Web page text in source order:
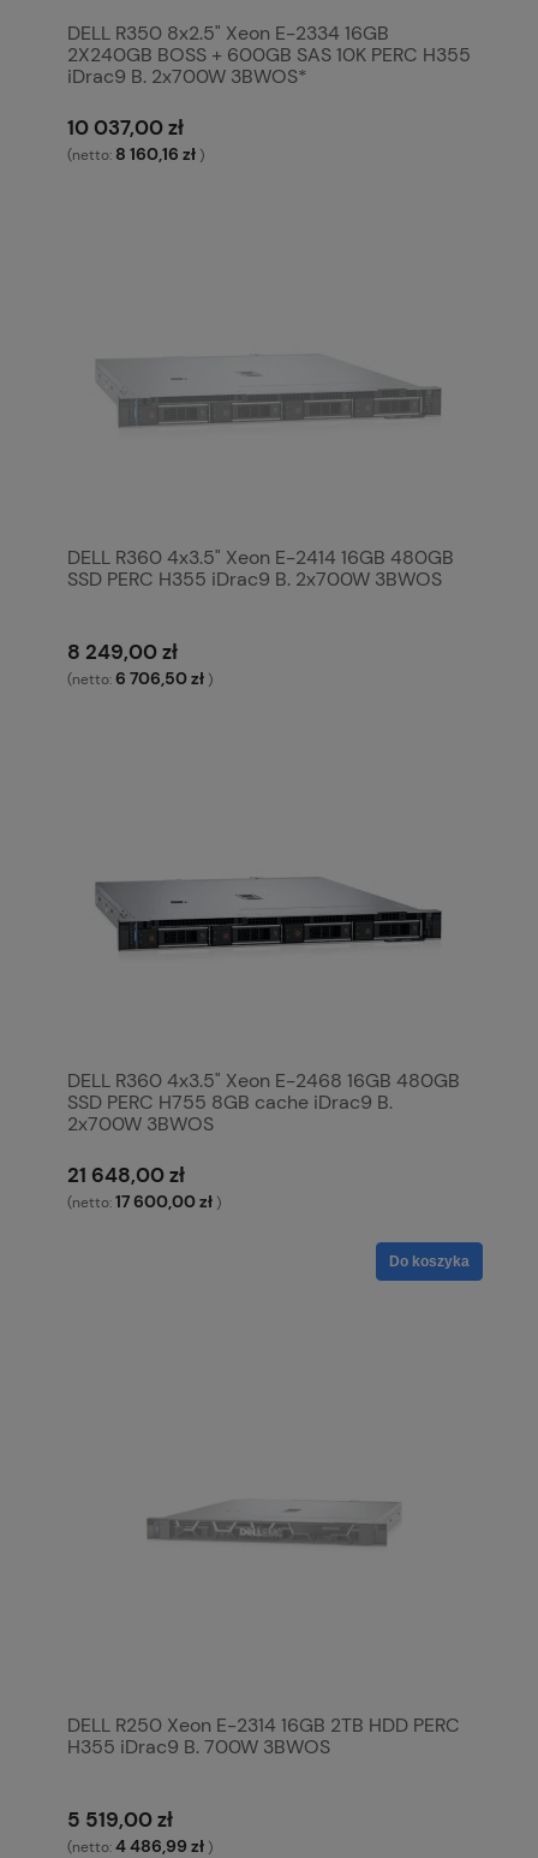
DELL R350 8x2.5" Xeon E-2334 16GB
2X240GB BOSS + 600GB SAS 10K PERC H355
iDrac9 B. 2x700W 3BWOS*
10 037,00 zł
(netto: 8 160,16 zł )
DELL R360 4x3.5" Xeon E-2414 16GB 480GB
SSD PERC H355 iDrac9 B. 2x700W 3BWOS
8 249,00 zł
(netto:6 706,50 zł )
DELL R360 4x3.5" Xeon E-2468 16GB 480GB
SSD PERC H755 8GB cache iDrac9 B.
2x700W 3BWOS
21 648,00 zł
(netto:17 600,00 zł )
Do koszyka
DELL R250 Xeon E-2314 16GB 2TB HDD PERC
H355 iDrac9 B. 700W 3BWOS
5 519,00 zł
(netto:4 486,99 zł )